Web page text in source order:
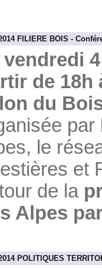
FILIERE BOIS -
vendredi
de 18h
du
le
et
de la
Alpes
POLITIQUES